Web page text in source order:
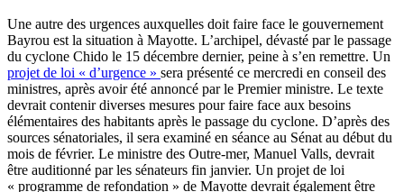
Une autre des urgences auxquelles doit faire face le gouvernement
Bayrou est la situation à Mayotte. L’archipel, dévasté par le passage
du cyclone Chido le 15 décembre dernier, peine à s’en remettre. Un
projet de loi « d’urgence » sera présenté ce mercredi en conseil des
ministres, après avoir été annoncé par le Premier ministre. Le texte
devrait contenir diverses mesures pour faire face aux besoins
élémentaires des habitants après le passage du cyclone. D’après des
sources sénatoriales, il sera examiné en séance au Sénat au début du
mois de février. Le ministre des Outre-mer, Manuel Valls, devrait
être auditionné par les sénateurs fin janvier. Un projet de loi
« programme de refondation » de Mayotte devrait également être